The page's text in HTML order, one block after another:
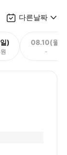
다른날짜
) 08.10(월)
-